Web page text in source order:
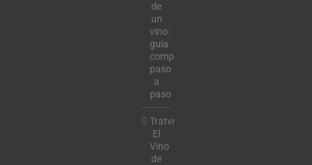
de
un
vino:
guía
completa
paso
a
paso
Tratvm:
El
Vino
de